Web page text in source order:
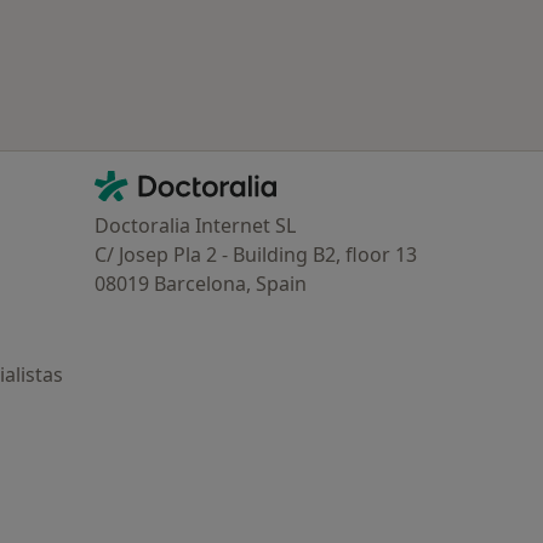
Contacto
Doctoralia - Página de inicio
Doctoralia Internet SL
C/ Josep Pla 2 - Building B2, floor 13
08019 Barcelona, Spain